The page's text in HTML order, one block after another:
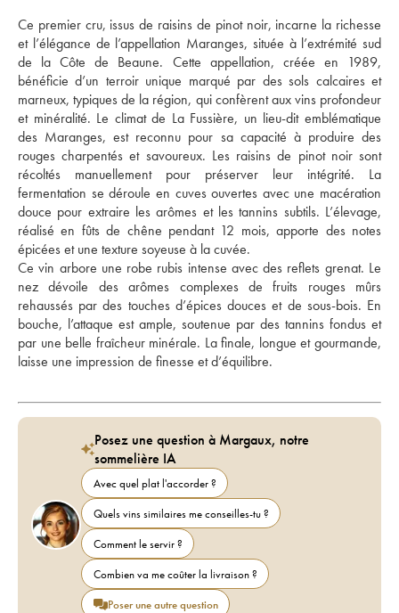
Ce premier cru, issus de raisins de pinot noir, incarne la richesse
et l’élégance de l’appellation Maranges, située à l’extrémité sud
de la Côte de Beaune. Cette appellation, créée en 1989,
bénéficie d’un terroir unique marqué par des sols calcaires et
marneux, typiques de la région, qui confèrent aux vins profondeur
et minéralité. Le climat de La Fussière, un lieu-dit emblématique
des Maranges, est reconnu pour sa capacité à produire des
rouges charpentés et savoureux. Les raisins de pinot noir sont
récoltés manuellement pour préserver leur intégrité. La
fermentation se déroule en cuves ouvertes avec une macération
douce pour extraire les arômes et les tannins subtils. L’élevage,
réalisé en fûts de chêne pendant 12 mois, apporte des notes
épicées et une texture soyeuse à la cuvée.
Ce vin arbore une robe rubis intense avec des reflets grenat. Le
nez dévoile des arômes complexes de fruits rouges mûrs
rehaussés par des touches d’épices douces et de sous-bois. En
bouche, l’attaque est ample, soutenue par des tannins fondus et
par une belle fraîcheur minérale. La finale, longue et gourmande,
laisse une impression de finesse et d’équilibre.
Posez une question à Margaux, notre
sommelière IA
Avec quel plat l'accorder ?
Quels vins similaires me conseilles-tu ?
Comment le servir ?
Combien va me coûter la livraison ?
Poser une autre question